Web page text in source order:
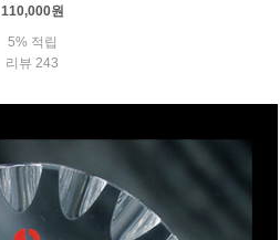
110,000원
5% 적립
리뷰 243